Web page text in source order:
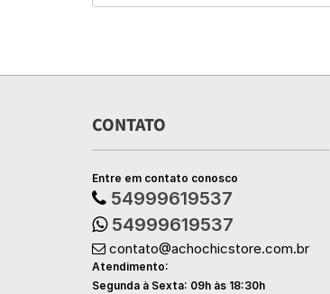
CONTATO
Entre em contato conosco
54999619537
54999619537
contato@achochicstore.com.br
Atendimento:
Segunda à Sexta: 09h às 18:30h